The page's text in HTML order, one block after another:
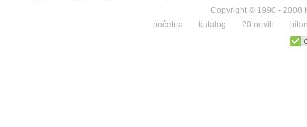
Copyright © 1990 - 2008
početna
katalog 20 novih